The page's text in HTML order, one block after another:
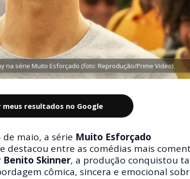
na série Muito Esforçado (foto: Reprodução/Prime Video)
meus resultados no Google
de maio, a série Muito Esforçado
destacou entre as comédias mais
Benito Skinner, a produção conquistou
cômica, sincera e emocional